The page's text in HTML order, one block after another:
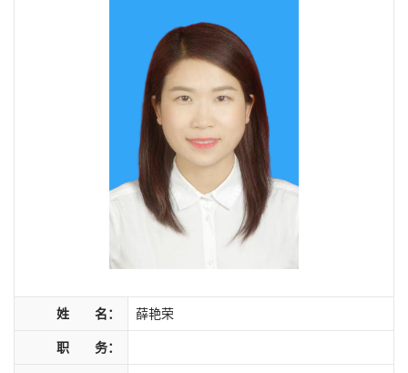
姓 名： 薛艳荣
职 务：